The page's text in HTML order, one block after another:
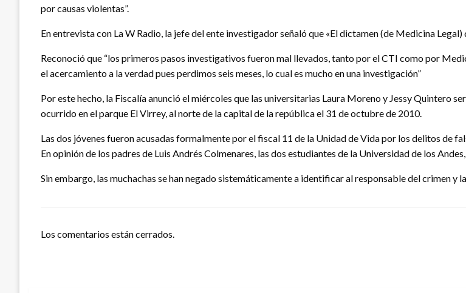
por causas violentas”.
En entrevista con La W Radio, la jefe del ente investigador señaló que «El dictamen (de Medicina
Reconoció que “los primeros pasos investigativos fueron mal llevados, tanto por el CTI como por
el acercamiento a la verdad pues perdimos seis meses, lo cual es mucho en una investigación”
Por este hecho, la Fiscalía anunció el miércoles que las universitarias Laura Moreno y Jessy Quintero
ocurrido en el parque El Virrey, al norte de la capital de la república el 31 de octubre de 2010.
Las dos jóvenes fueron acusadas formalmente por el fiscal 11 de la Unidad de Vida por los delitos de
En opinión de los padres de Luis Andrés Colmenares, las dos estudiantes de la Universidad de los
Sin embargo, las muchachas se han negado sistemáticamente a identificar al responsable del crimen y
Los comentarios están cerrados.